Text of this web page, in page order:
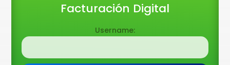
Facturación Digital
Username: